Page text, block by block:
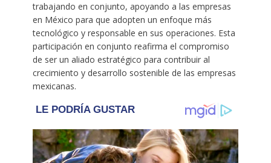
trabajando en conjunto, apoyando a las empresas
en México para que adopten un enfoque más
tecnológico y responsable en sus operaciones. Esta
participación en conjunto reafirma el compromiso
de ser un aliado estratégico para contribuir al
crecimiento y desarrollo sostenible de las empresas
mexicanas.